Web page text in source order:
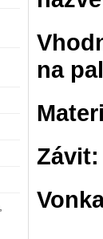
na
Závit: